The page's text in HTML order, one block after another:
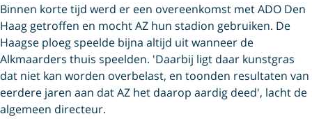
Binnen korte tijd werd er een overeenkomst met ADO Den
Haag getroffen en mocht AZ hun stadion gebruiken. De
Haagse ploeg speelde bijna altijd uit wanneer de
Alkmaarders thuis speelden. 'Daarbij ligt daar kunstgras
dat niet kan worden overbelast, en toonden resultaten van
eerdere jaren aan dat AZ het daarop aardig deed', lacht de
algemeen directeur.